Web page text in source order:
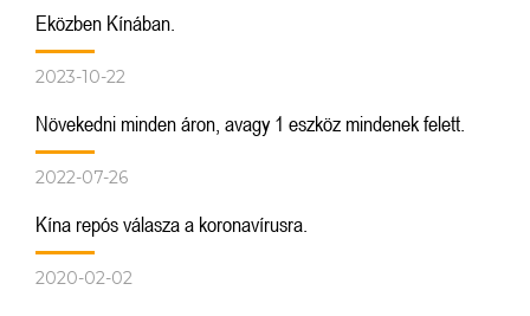
Eközben Kínában.
2023-10-22
Növekedni minden áron, avagy 1 eszköz mindenek felett.
2022-07-26
Kína repós válasza a koronavírusra.
2020-02-02